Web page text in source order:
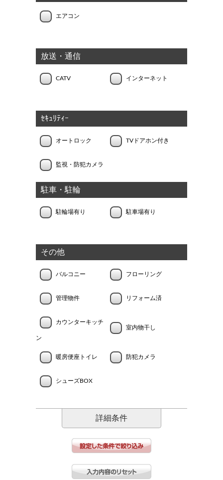
エアコン
放送・通信
CATV インターネット
ｾｷｭﾘﾃｨｰ
オートロック TVドアホン付き
監視・防犯カメラ
駐車・駐輪
駐輪場有り 駐車場有り
その他
バルコニー フローリング
管理物件 リフォーム済
カウンターキッチ
ン
室内物干し
暖房便座トイレ 防犯カメラ
シューズBOX